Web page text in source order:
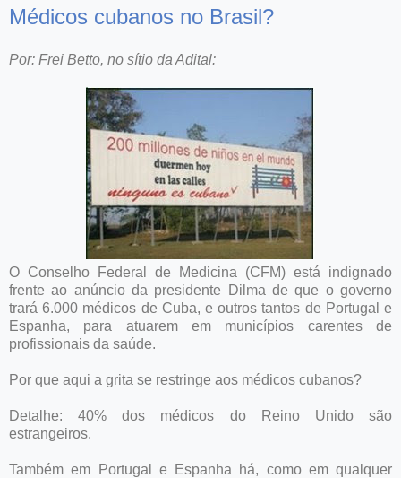
Médicos cubanos no Brasil?
Por: Frei Betto, no sítio da Adital:
O Conselho Federal de Medicina (CFM) está indignado
frente ao anúncio da presidente Dilma de que o governo
trará 6.000 médicos de Cuba, e outros tantos de Portugal e
Espanha, para atuarem em municípios carentes de
profissionais da saúde.
Por que aqui a grita se restringe aos médicos cubanos?
Detalhe: 40% dos médicos do Reino Unido são
estrangeiros.
Também em Portugal e Espanha há, como em qualquer